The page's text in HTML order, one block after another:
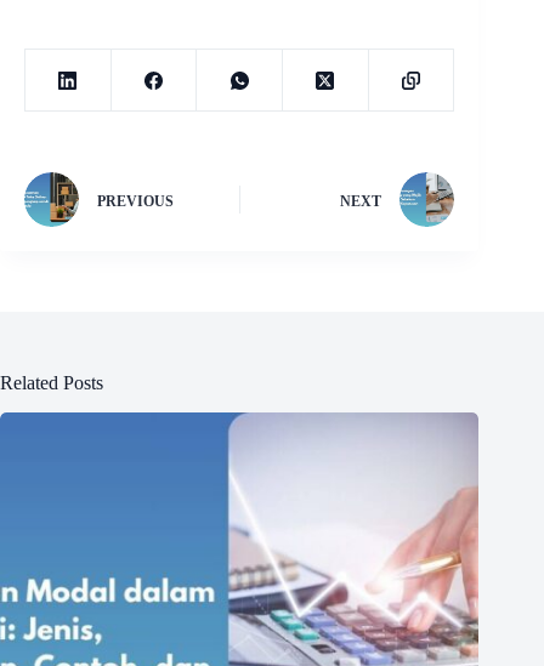
PREVIOUS NEXT
Related Posts